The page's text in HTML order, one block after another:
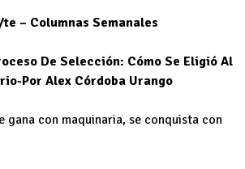
– Columnas Semanales
De Selección: Cómo Se Eligió Al
Por Alex Córdoba Urango
gana con maquinaria, se conquista con